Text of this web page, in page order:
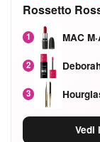
Rossetto
1 MAC
2
3
Vedi